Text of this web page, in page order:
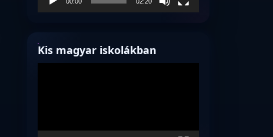
00:00 02:20
Kis magyar iskolákban